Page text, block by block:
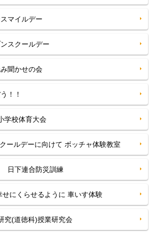
マイルデー
スクールデー
聞かせの会
！！
校体育大会
ールデーに向けて ボッチャ体験教室
日下連合防災訓練
せにくらせるように 車いす体験
究(道徳科)授業研究会